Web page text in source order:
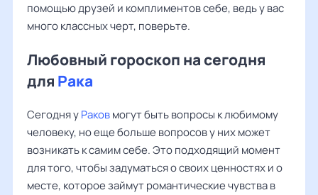
помощью друзей и комплиментов себе, ведь у вас
много классных черт, поверьте.
Любовный гороскоп на сегодня
для Рака
Сегодня уРаковмогут быть вопросы к любимому
человеку, но еще больше вопросов у них может
возникать к самим себе. Это подходящий момент
для того, чтобы задуматься о своих ценностях и о
месте, которое займут романтические чувства в